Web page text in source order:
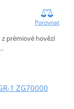
Porovnat
z prémiové hovězí
1 ZG70000